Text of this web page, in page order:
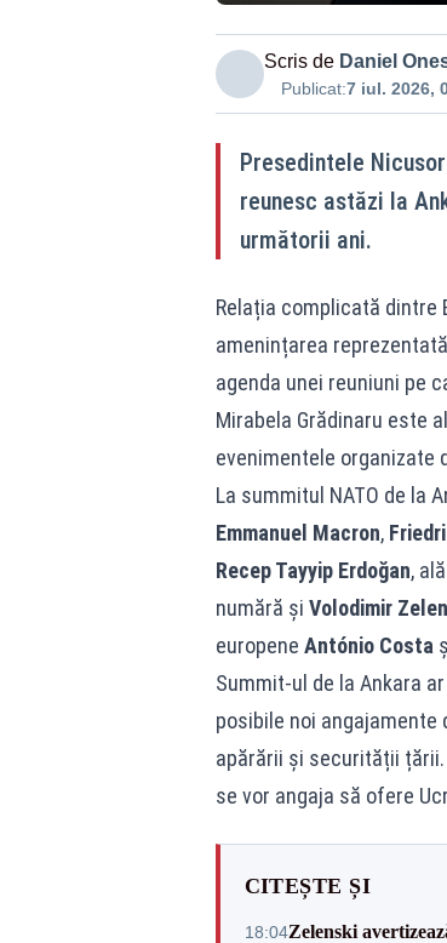
Scris de Daniel
Publicat:7 iul. 2026,
Presedintele
reunesc astăzi la
următorii ani.
Relația complicată dintre
amenințarea
agenda unei reuniuni pe
Mirabela Grădinaru este
evenimentele organizate
La summitul NATO de la
Emmanuel Macron,
Recep Tayyip Erdoğan,
numără și Volodimir
europene António Costa
Summit-ul de la Ankara
posibile noi
apărării și securității țării.
se vor angaja să ofere
CITEȘTE ȘI
18:04Zelenski